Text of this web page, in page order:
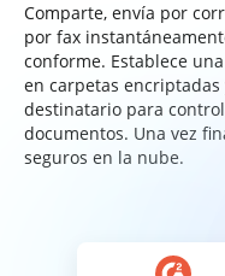
Comparte, envía por
por fax
conforme. Establece
en carpetas
destinatario para
documentos. Una vez
seguros en la nube.